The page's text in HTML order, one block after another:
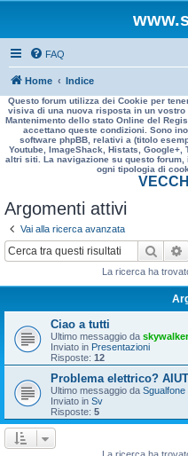
FAQ
Home Indice
Questo forum utilizza dei Cookie per
visiva di una nuova risposta in un
Mantenimento dello stato Online del
accettano queste condizioni. Sono
software phpBB, relativi a (titolo
Youtube, ImageShack, Histats,
altri siti. La navigazione su questo
ogni tipologia di
Argomenti attivi
Vai alla ricerca avanzata
Cerca
La ricerca ha
Ciao a tutti
Ultimo messaggio da
Inviato in Presentazioni
Risposte: 12
Problema elettrico?
Ultimo messaggio da Sgualfone
Inviato in Sv
Risposte: 5
La ricerca ha